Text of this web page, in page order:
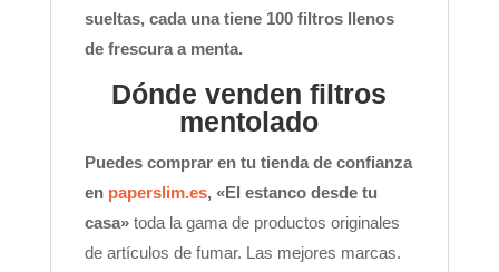
sueltas, cada una tiene 100 filtros llenos
de frescura a menta.
Dónde venden filtros
mentolado
Puedes comprar en tu tienda de confianza
en paperslim.es, «El estanco desde tu
casa»toda la gama de productos originales
de artículos de fumar. Las mejores marcas.